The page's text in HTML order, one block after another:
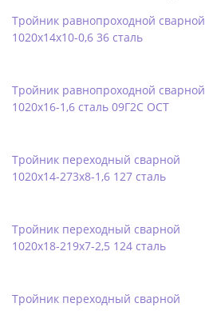
Тройник равнопроходной сварной
1020х14х10-0,6 36 сталь
Тройник равнопроходной сварной
1020х16-1,6 сталь 09Г2С ОСТ
Тройник переходный сварной
1020х14-273х8-1,6 127 сталь
Тройник переходный сварной
1020х18-219х7-2,5 124 сталь
Тройник переходный сварной